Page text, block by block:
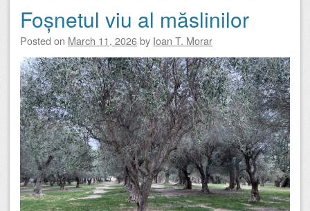
Foșnetul viu al măslinilor
Posted on March 11, 2026by Ioan T. Morar